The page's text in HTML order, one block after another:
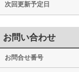
次回更新予定日
お問い合わせ
お問合せ番号